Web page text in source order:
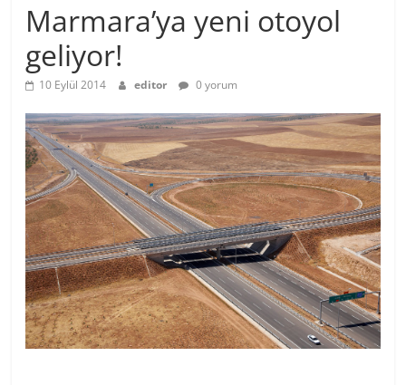
Marmara’ya yeni otoyol
geliyor!
10 Eylül 2014 editor 0 yorum